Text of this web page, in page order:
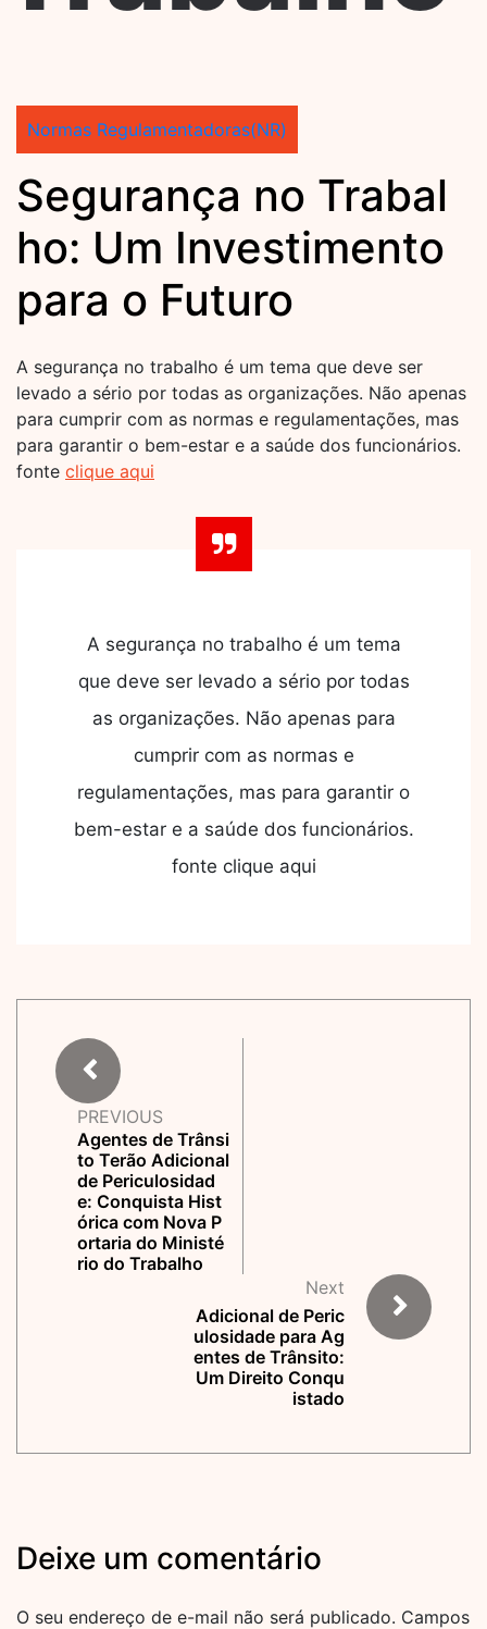
Normas Regulamentadoras(NR)
Segurança no Trabal
ho: Um Investimento
para o Futuro
A segurança no trabalho é um tema que deve ser
levado a sério por todas as organizações. Não apenas
para cumprir com as normas e regulamentações, mas
para garantir o bem-estar e a saúde dos funcionários.
fonte clique aqui
A segurança no trabalho é um tema
que deve ser levado a sério por todas
as organizações. Não apenas para
cumprir com as normas e
regulamentações, mas para garantir o
bem-estar e a saúde dos funcionários.
fonte clique aqui
PREVIOUS
Agentes de Trânsi
to Terão Adicional
de Periculosidad
e: Conquista Hist
órica com Nova P
ortaria do Ministé
rio do Trabalho
Next
Adicional de Peric
ulosidade para Ag
entes de Trânsito:
Um Direito Conqu
istado
Deixe um comentário
O seu endereço de e-mail não será publicado. Campos